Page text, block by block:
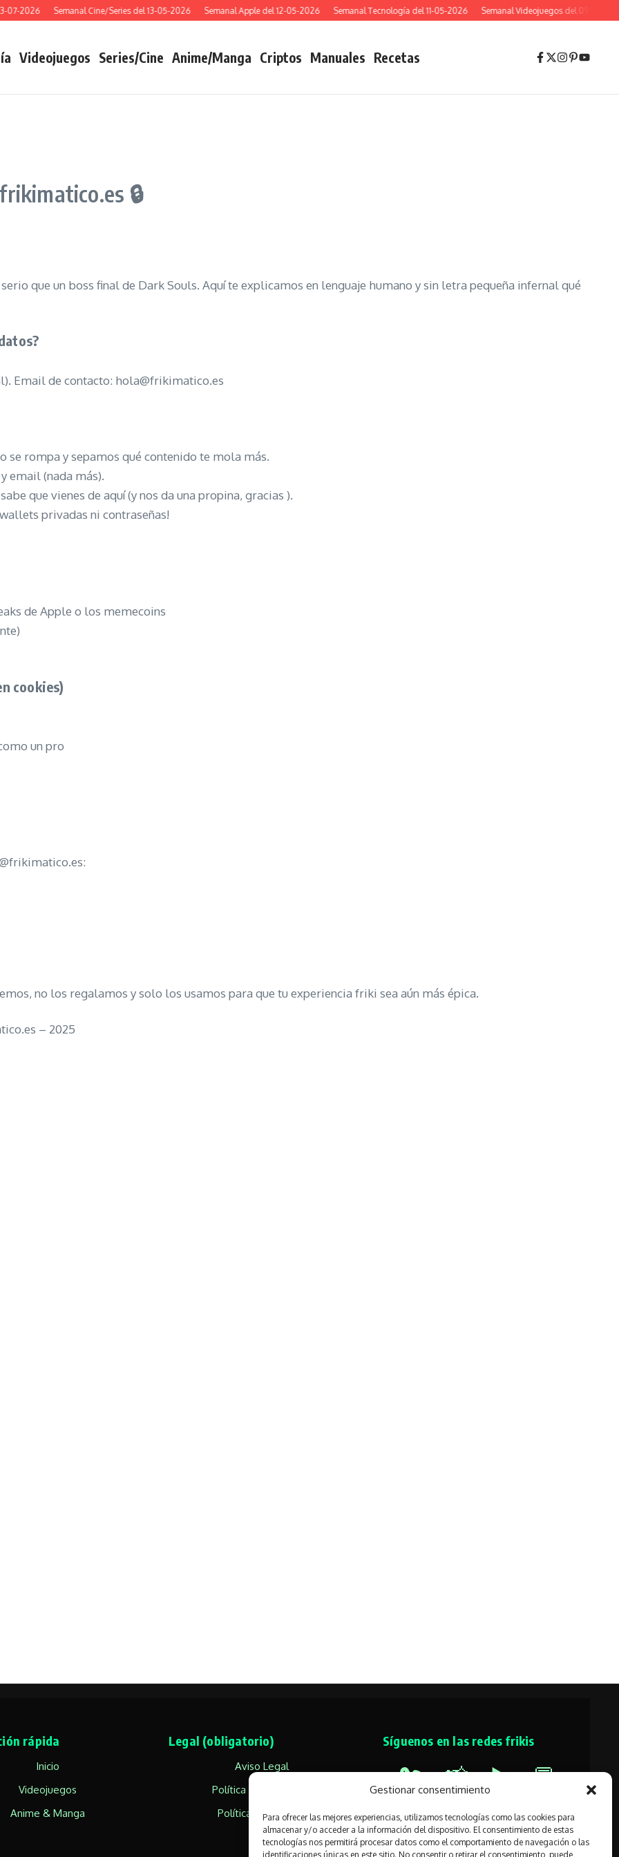
Gestionar consentimiento
Para ofrecer las mejores experiencias, utilizamos tecnologías como las cookies para
almacenar y/o acceder a la información del dispositivo. El consentimiento de estas
tecnologías nos permitirá procesar datos como el comportamiento de navegación o las
identificaciones únicas en este sitio. No consentir o retirar el consentimiento, puede
2026 Semanal Cine/Series del 13-05-2026 Semanal Apple del 12-05-2026 Semanal Tecnología del 11-05-2026 Semanal Videojuegos del 09-05-2026
Videojuegos Series/Cine Anime/Manga Criptos Manuales Recetas
🔒
que un boss final de Dark Souls. Aquí te explicamos en lenguaje humano y sin letra pequeña infernal qué
Email de contacto: hola@frikimatico.es
se rompa y sepamos qué contenido te mola más.
email (nada más).
que vienes de aquí (y nos da una propina, gracias ).
privadas ni contraseñas!
de Apple o los memecoins
cookies)
un pro
:
no los regalamos y solo los usamos para que tu experiencia friki sea aún más épica.
– 2025
rápida
Inicio
Videojuegos
Anime & Manga
Legal (obligatorio)
Aviso Legal
Política de Privacidad
Política de Cookies
Síguenos en las redes frikis
🐦 📸 ▶️ 💬